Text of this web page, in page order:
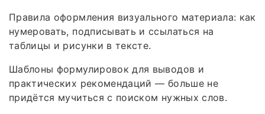
Правила оформления визуального материала: как
нумеровать, подписывать и ссылаться на
таблицы и рисунки в тексте.
Шаблоны формулировок для выводов и
практических рекомендаций — больше не
придётся мучиться с поиском нужных слов.